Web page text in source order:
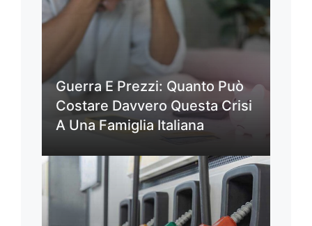
Guerra E Prezzi: Quanto Può
Costare Davvero Questa Crisi
A Una Famiglia Italiana